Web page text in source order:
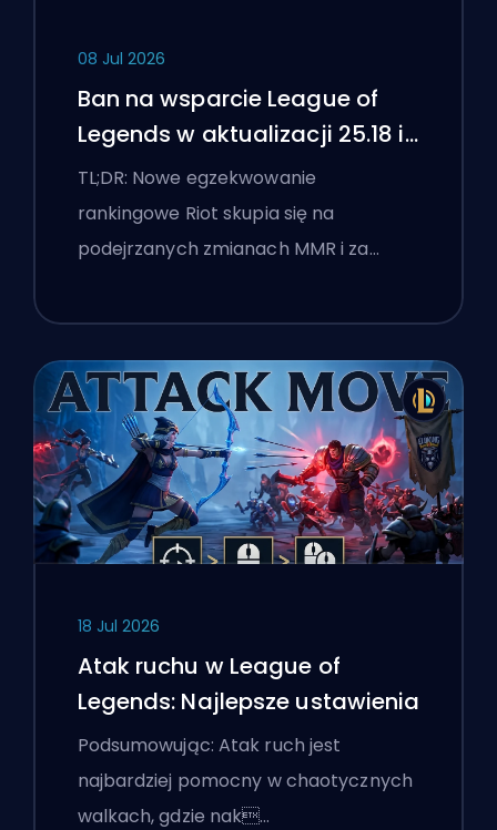
08 Jul 2026
Ban na wsparcie League of
Legends w aktualizacji 25.18 i
flagi boostingu
TL;DR: Nowe egzekwowanie
rankingowe Riot skupia się na
podejrzanych zmianach MMR i za…
18 Jul 2026
Atak ruchu w League of
Legends: Najlepsze ustawienia
Podsumowując: Atak ruch jest
najbardziej pomocny w chaotycznych
walkach, gdzie nak…